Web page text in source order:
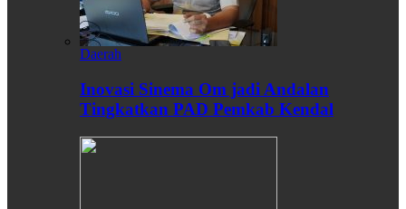
Daerah
Inovasi Sinema Om jadi Andalan
Tingkatkan PAD Pemkab Kendal